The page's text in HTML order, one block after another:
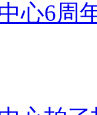
心6周